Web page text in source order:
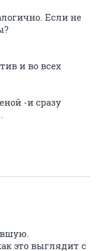
Если не
и во всех
-и сразу
это выглядит с